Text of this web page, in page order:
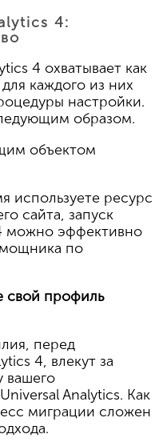
4:
4 охватывает как
каждого из них
настройки.
образом.
объектом
используете ресурс
сайта, запуск
можно эффективно
по
свой профиль
перед
4, влекут за
вашего
Analytics. Как
миграции сложен